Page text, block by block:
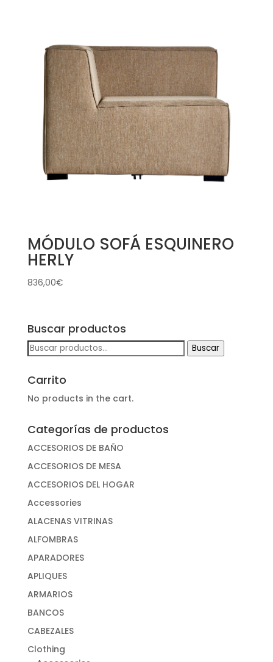
MÓDULO SOFÁ ESQUINERO
HERLY
836,00€
Buscar productos
Buscar
por:
Buscar
Carrito
No products in the cart.
Categorías de productos
ACCESORIOS DE BAÑO
ACCESORIOS DE MESA
ACCESORIOS DEL HOGAR
Accessories
ALACENAS VITRINAS
ALFOMBRAS
APARADORES
APLIQUES
ARMARIOS
BANCOS
CABEZALES
Clothing